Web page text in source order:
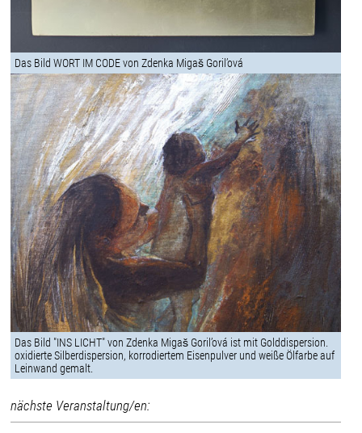
Das Bild WORT IM CODE von Zdenka Migaš Goril’ová
Das Bild "INS LICHT" von Zdenka Migaš Goril’ová ist mit Golddispersion.
oxidierte Silberdispersion, korrodiertem Eisenpulver und weiße Ölfarbe auf
Leinwand gemalt.
nächste Veranstaltung/en: